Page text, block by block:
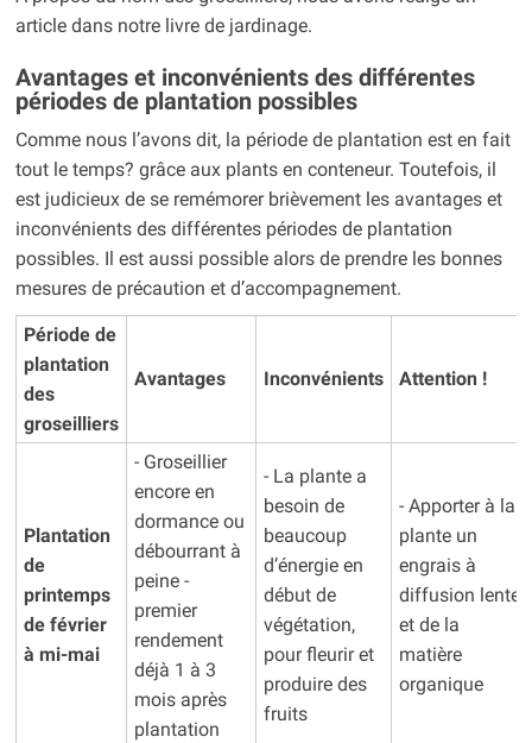
article dans notre livre de jardinage.
Avantages et inconvénients des différentes
périodes de plantation possibles
Comme nous l’avons dit, la période de plantation est en fait
tout le temps? grâce aux plants en conteneur. Toutefois, il
est judicieux de se remémorer brièvement les avantages et
inconvénients des différentes périodes de plantation
possibles. Il est aussi possible alors de prendre les bonnes
mesures de précaution et d’accompagnement.
Période de
plantation
des
groseilliers
Avantages Inconvénients Attention !
Plantation
de
printemps
de février
à mi-mai
- Groseillier
encore en
dormance ou
débourrant à
peine -
premier
rendement
déjà 1 à 3
mois après
plantation
- La plante a
besoin de
beaucoup
d’énergie en
début de
végétation,
pour fleurir et
produire des
fruits
- Apporter à la
plante un
engrais à
diffusion lente
et de la
matière
organique